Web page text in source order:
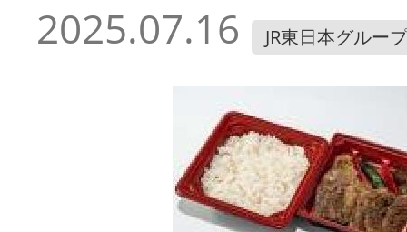
2025.07.16 JR東日本グループ